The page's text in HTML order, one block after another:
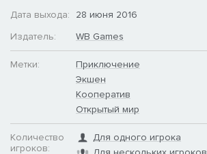
Дата выхода:
28 июня 2016
Издатель:
WB Games
Метки:
Приключение
Экшен
Кооператив
Открытый мир
Количество
игроков:
Для одного игрока